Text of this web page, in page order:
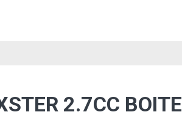
2.7CC BOITE